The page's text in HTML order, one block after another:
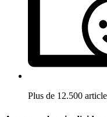
Plus de 12.500